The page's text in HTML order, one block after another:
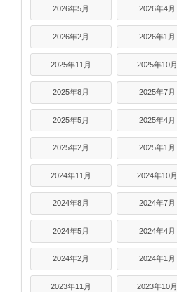
2026年5月 2026年4月
2026年2月 2026年1月
2025年11月 2025年10月
2025年8月 2025年7月
2025年5月 2025年4月
2025年2月 2025年1月
2024年11月 2024年10月
2024年8月 2024年7月
2024年5月 2024年4月
2024年2月 2024年1月
2023年11月 2023年10月